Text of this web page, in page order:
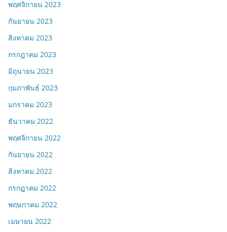
พฤศจิกายน 2023
กันยายน 2023
สิงหาคม 2023
กรกฎาคม 2023
มิถุนายน 2023
กุมภาพันธ์ 2023
มกราคม 2023
ธันวาคม 2022
พฤศจิกายน 2022
กันยายน 2022
สิงหาคม 2022
กรกฎาคม 2022
พฤษภาคม 2022
เมษายน 2022